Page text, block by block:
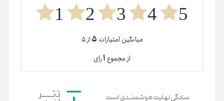
5
4
3
2
1
میانگین امتیازات ۵از ۵
از مجموع۱رای